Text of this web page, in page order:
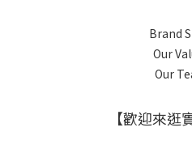
Brand
Our
Our
【歡迎來逛